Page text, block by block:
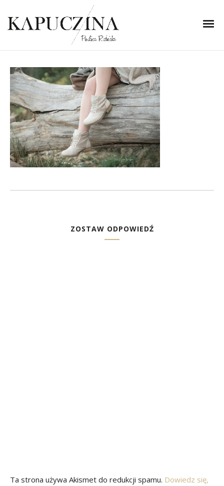
29 września 2015
_DSC0193
Written by
ZOSTAW ODPOWIEDŹ
Ta strona używa Akismet do redukcji spamu. Dowiedz się,